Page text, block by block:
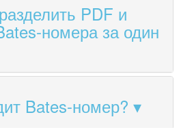
PDF и
номера за один
Bates-номер?